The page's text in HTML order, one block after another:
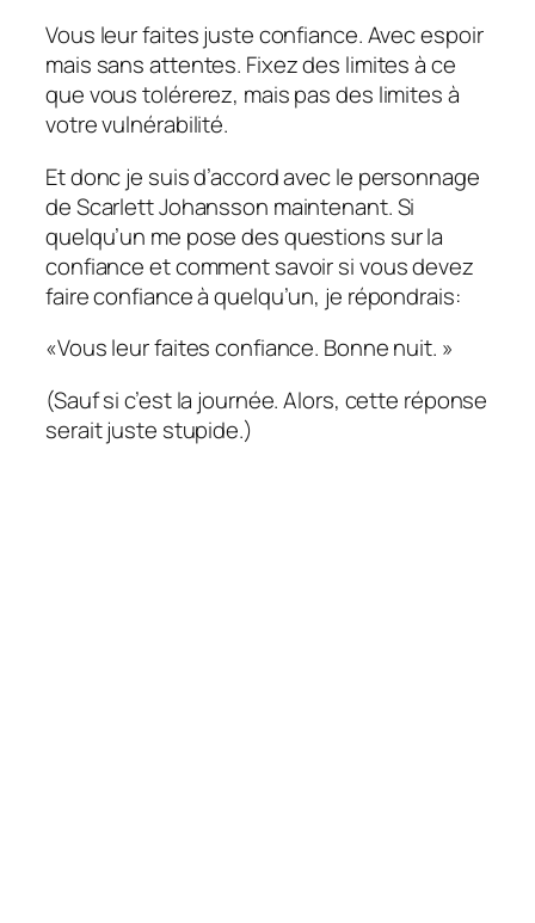
Vous leur faites juste confiance. Avec espoir
mais sans attentes. Fixez des limites à ce
que vous tolérerez, mais pas des limites à
votre vulnérabilité.
Et donc je suis d’accord avec le personnage
de Scarlett Johansson maintenant. Si
quelqu’un me pose des questions sur la
confiance et comment savoir si vous devez
faire confiance à quelqu’un, je répondrais:
«Vous leur faites confiance. Bonne nuit. »
(Sauf si c’est la journée. Alors, cette réponse
serait juste stupide.)